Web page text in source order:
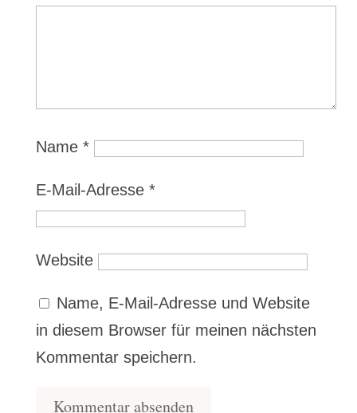
Name *
E-Mail-Adresse *
Website
Name, E-Mail-Adresse und Website
in diesem Browser für meinen nächsten
Kommentar speichern.